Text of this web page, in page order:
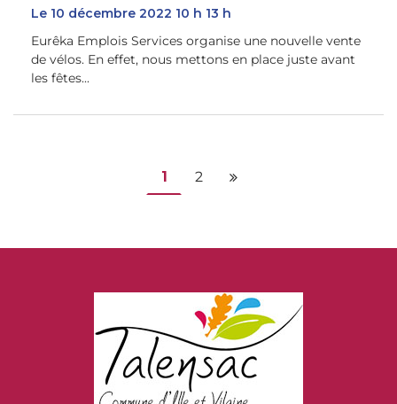
Le 10 décembre 2022 10 h 13 h
Eurêka Emplois Services organise une nouvelle vente
de vélos. En effet, nous mettons en place juste avant
les fêtes...
1 2
Page suivante